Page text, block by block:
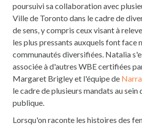
poursuivi sa collaboration avec
Ville de Toronto dans le cadre de
de sens, y compris ceux visant à
les plus pressants auxquels font face
communautés diversifiées. Natalia
associée à d'autres WBE certifiées
Margaret Brigley et l'équipe de
le cadre de plusieurs mandats au
publique.
Lorsqu'on raconte les histoires des